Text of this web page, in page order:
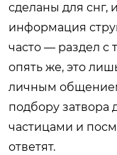
сделаны для
информация
часто — раздел с
опять же, это
личным
подбору затвора
частицами и
ответят.